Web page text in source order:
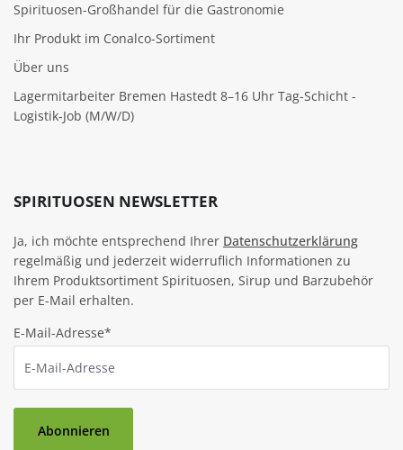
Spirituosen-Großhandel für die Gastronomie
Ihr Produkt im Conalco-Sortiment
Über uns
Lagermitarbeiter Bremen Hastedt 8–16 Uhr Tag-Schicht -
Logistik-Job (M/W/D)
SPIRITUOSEN NEWSLETTER
Ja, ich möchte entsprechend Ihrer Datenschutzerklärung
regelmäßig und jederzeit widerruflich Informationen zu
Ihrem Produktsortiment Spirituosen, Sirup und Barzubehör
per E-Mail erhalten.
E-Mail-Adresse*
Abonnieren